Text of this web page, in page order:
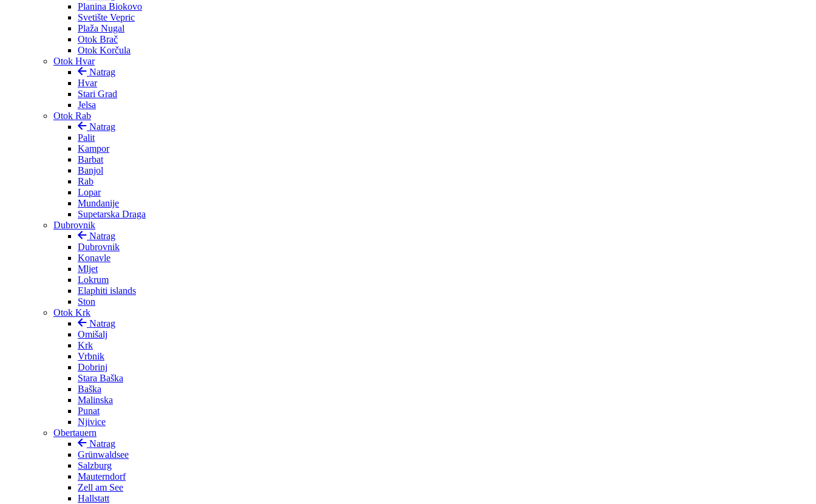
Planina Biokovo
Svetište Vepric
Plaža Nugal
Otok Brač
Otok Korčula
Otok Hvar
Natrag
Hvar
Stari Grad
Jelsa
Otok Rab
Natrag
Palit
Kampor
Barbat
Banjol
Rab
Lopar
Mundanije
Supetarska Draga
Dubrovnik
Natrag
Dubrovnik
Konavle
Mljet
Lokrum
Elaphiti islands
Ston
Otok Krk
Natrag
Omišalj
Krk
Vrbnik
Dobrinj
Stara Baška
Baška
Malinska
Punat
Njivice
Obertauern
Natrag
Grünwaldsee
Salzburg
Mauterndorf
Zell am See
Hallstatt